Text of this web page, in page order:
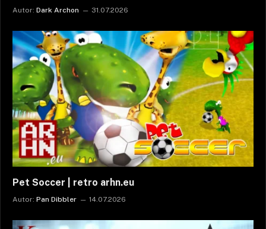
Autor: Dark Archon 31.07.2026
Pet Soccer | retro arhn.eu
Autor: Pan Dibbler 14.07.2026